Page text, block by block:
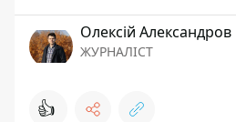
Олексій Александров
ЖУРНАЛІСТ
👍